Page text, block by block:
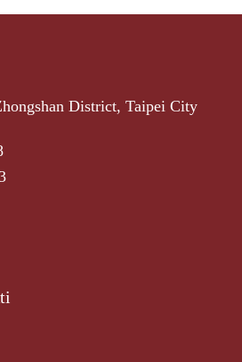
District, Taipei City